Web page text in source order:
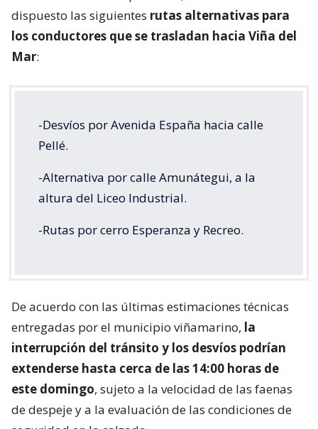
dispuesto las siguientes rutas alternativas para
los conductores que se trasladan hacia Viña del
Mar:
-Desvíos por Avenida España hacia calle
Pellé.
-Alternativa por calle Amunátegui, a la
altura del Liceo Industrial.
-Rutas por cerro Esperanza y Recreo.
De acuerdo con las últimas estimaciones técnicas
entregadas por el municipio viñamarino, la
interrupción del tránsito y los desvíos podrían
extenderse hasta cerca de las 14:00 horas de
este domingo, sujeto a la velocidad de las faenas
de despeje y a la evaluación de las condiciones de